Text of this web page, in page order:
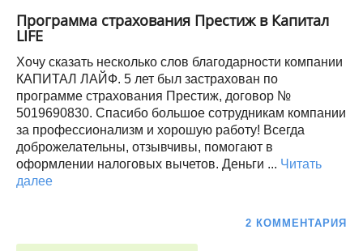
Программа страхования Престиж в Капитал
LIFE
Хочу сказать несколько слов благодарности компании
КАПИТАЛ ЛАЙФ. 5 лет был застрахован по
программе страхования Престиж, договор №
5019690830. Спасибо большое сотрудникам компании
за профессионализм и хорошую работу! Всегда
доброжелательны, отзывчивы, помогают в
оформлении налоговых вычетов. Деньги ... Читать
далее
2 КОММЕНТАРИЯ